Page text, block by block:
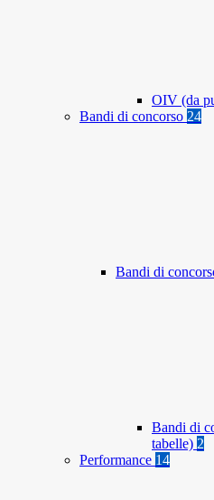
OIV (da
Bandi di concorso 24
Bandi di
Bandi di
tabelle) 2
Performance 14